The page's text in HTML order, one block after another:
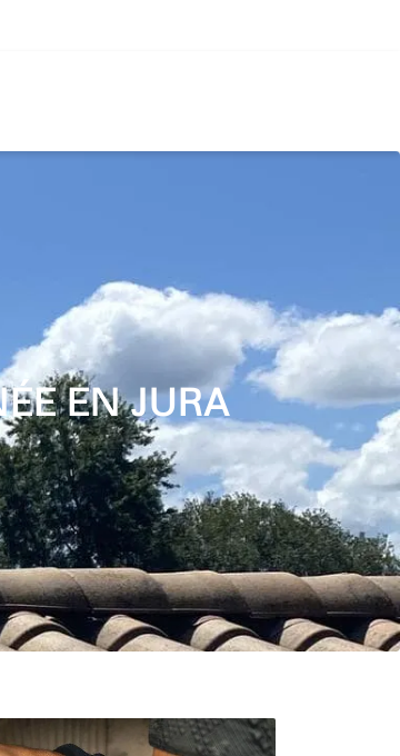
EN JURA